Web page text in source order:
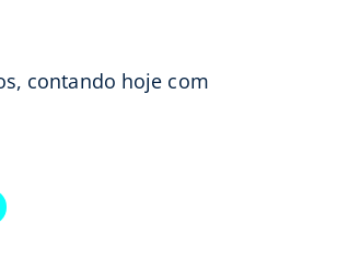
contando hoje com